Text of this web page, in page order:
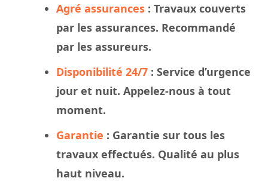
Agré assurances : Travaux couverts
par les assurances. Recommandé
par les assureurs.
Disponibilité 24/7 : Service d’urgence
jour et nuit. Appelez-nous à tout
moment.
Garantie : Garantie sur tous les
travaux effectués. Qualité au plus
haut niveau.